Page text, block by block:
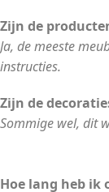
Zijn de
Ja, de meeste
instructies.
Zijn de
Sommige wel, dit
Hoe lang heb ik